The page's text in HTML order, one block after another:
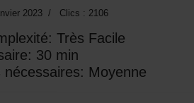
2023 Clics : 2106
Très Facile
30 min
nécessaires: Moyenne